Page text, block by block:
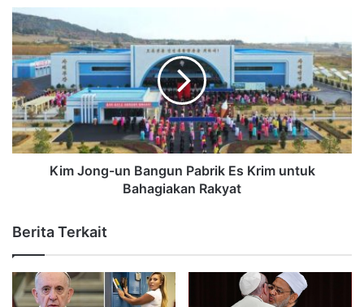
Kim Jong-un Bangun Pabrik Es Krim untuk
Bahagiakan Rakyat
Berita Terkait